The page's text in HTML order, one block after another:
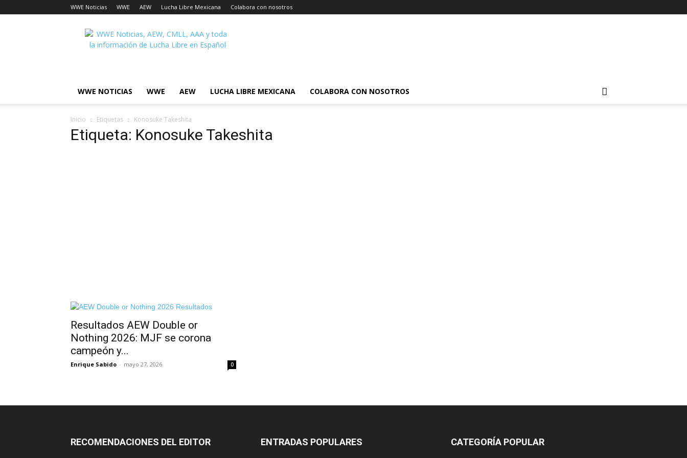
WWE Noticias WWE AEW Lucha Libre Mexicana Colabora con nosotros
Lucha
Noticias
WWE NOTICIAS WWE AEW LUCHA LIBRE MEXICANA COLABORA CON NOSOTROS
Inicio Etiquetas Konosuke Takeshita
Etiqueta: Konosuke Takeshita
Resultados AEW Double or
Nothing 2026: MJF se corona
campeón y...
Enrique Sabido - mayo 27, 2026 0
RECOMENDACIONES DEL EDITOR ENTRADAS POPULARES CATEGORÍA POPULAR